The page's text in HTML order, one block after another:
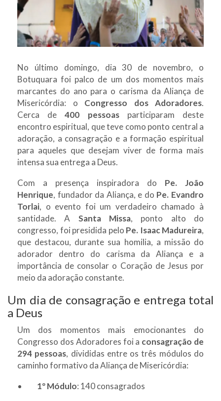
No último domingo, dia 30 de novembro, o
Botuquara foi palco de um dos momentos mais
marcantes do ano para o carisma da Aliança de
Misericórdia: o Congresso dos Adoradores.
Cerca de400 pessoasparticiparam deste
encontro espiritual, que teve como ponto central a
adoração, a consagração e a formação espiritual
para aqueles que desejam viver de forma mais
intensa sua entrega a Deus.
Com a presença inspiradora do Pe. João
Henrique, fundador da Aliança, e do Pe. Evandro
Torlai, o evento foi um verdadeiro chamado à
santidade. A Santa Missa, ponto alto do
congresso, foi presidida pelo Pe. Isaac Madureira,
que destacou, durante sua homilia, a missão do
adorador dentro do carisma da Aliança e a
importância de consolar o Coração de Jesus por
meio da adoração constante.
Um dia de consagração e entrega total
a Deus
Um dos momentos mais emocionantes do
Congresso dos Adoradores foi a consagração de
294 pessoas, divididas entre os três módulos do
caminho formativo da Aliança de Misericórdia:
1º Módulo: 140 consagrados